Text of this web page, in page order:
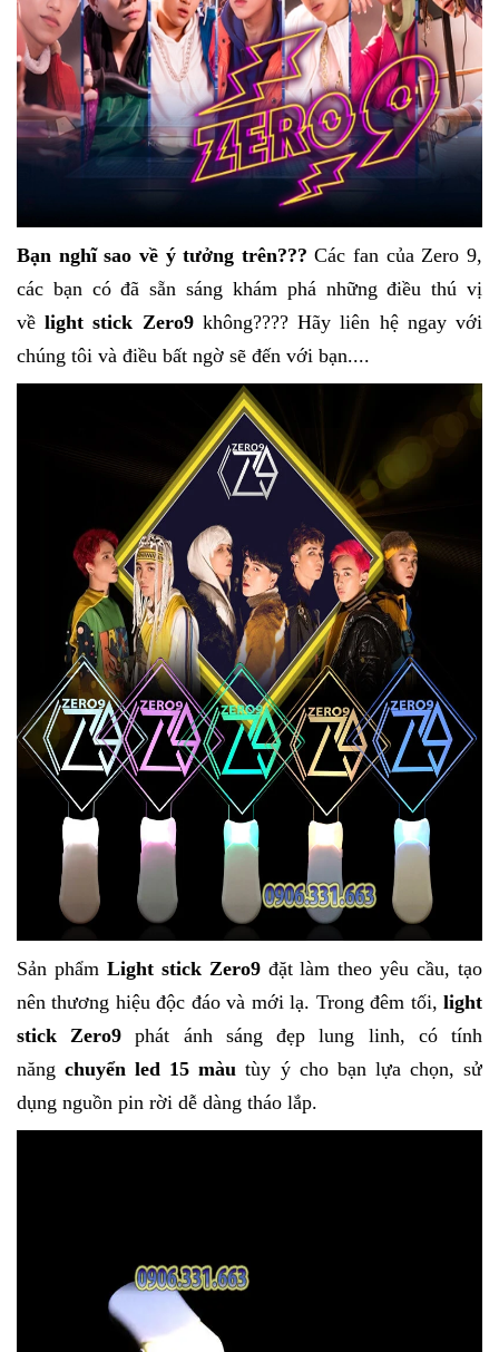
Bạn nghĩ sao về ý tưởng trên??? Các fan của Zero 9,
các bạn có đã sẵn sáng khám phá những điều thú vị
vềlight stick Zero9không???? Hãy liên hệ ngay với
chúng tôi và điều bất ngờ sẽ đến với bạn....
Sản phẩm Light stick Zero9đặt làm theo yêu cầu, tạo
nên thương hiệu độc đáo và mới lạ. Trong đêm tối, light
stick Zero9
phát ánh sáng đẹp lung linh, có tính
năngchuyển led 15 màu tùy ý cho bạn lựa chọn, sử
dụng nguồn pin rời dễ dàng tháo lắp.